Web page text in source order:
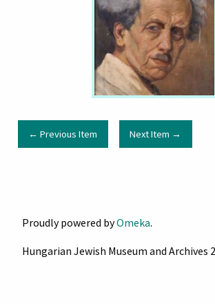
← Previous Item Next Item →
Proudly powered byOmeka.
Hungarian Jewish Museum and Archives